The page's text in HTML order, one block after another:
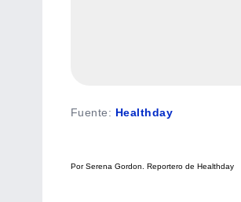
Fuente: Healthday
Por Serena Gordon. Reportero de Healthday